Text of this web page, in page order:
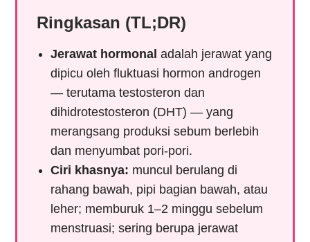
Ringkasan (TL;DR)
Jerawat hormonal adalah jerawat yang
dipicu oleh fluktuasi hormon androgen
— terutama testosteron dan
dihidrotestosteron (DHT) — yang
merangsang produksi sebum berlebih
dan menyumbat pori-pori.
Ciri khasnya: muncul berulang di
rahang bawah, pipi bagian bawah, atau
leher; memburuk 1–2 minggu sebelum
menstruasi; sering berupa jerawat